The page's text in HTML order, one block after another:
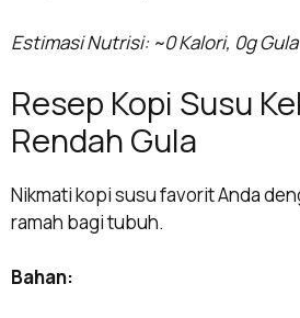
Estimasi Nutrisi: ~0 Kalori, 0g Gula
Resep Kopi Susu
Rendah Gula
Nikmati kopi susu favorit Anda
ramah bagi tubuh.
Bahan: